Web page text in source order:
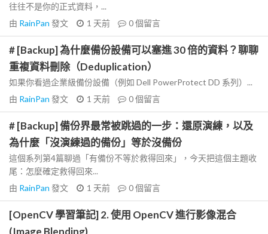
往往不是你的正式資料，...
由 RainPan 發文 1 天前 0個留言
# [Backup] 為什麼備份設備可以塞進 30 倍的資料？聊聊
重複資料刪除（Deduplication）
如果你看過企業級備份設備（例如 Dell PowerProtect DD 系列）...
由 RainPan 發文 1 天前 0個留言
# [Backup] 備份界最常被跳過的一步：還原演練，以及
為什麼「沒演練過的備份」等於沒備份
這個系列第4篇聊過「有備份不等於救得回來」，今天把這個主題收
尾：怎麼確定救得回來...
由 RainPan 發文 1 天前 0個留言
[OpenCV 學習筆記] 2. 使用 OpenCV 進行影像混合
(Image Blending)